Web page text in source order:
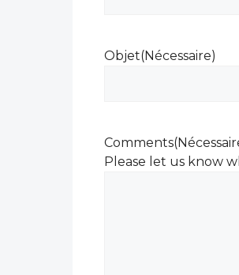
Objet(Nécessaire)
Comments
Please let us know